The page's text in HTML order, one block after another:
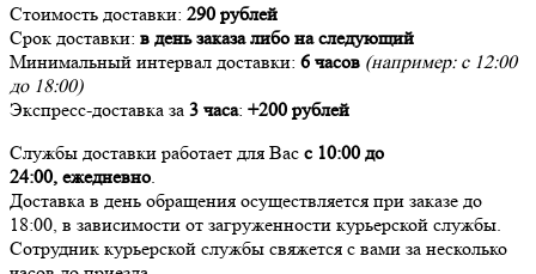
Стоимость доставки: 290 рублей
Срок доставки: в день заказа либо на следующий
Минимальный интервал доставки: 6 часов (например: с 12:00
до 18:00)
Экспресс-доставка за 3 часа: +200 рублей
Службы доставки работает для Вас с 10:00 до
24:00, ежедневно.
Доставка в день обращения осуществляется при заказе до
18:00, в зависимости от загруженности курьерской службы.
Сотрудник курьерской службы свяжется с вами за несколько